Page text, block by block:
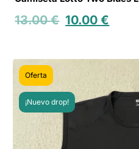
13.00€ 10.00€
Oferta
¡Nuevo drop!